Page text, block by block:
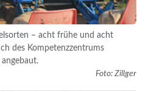
– acht frühe und acht
des Kompetenzzentrums
Foto: Zillger